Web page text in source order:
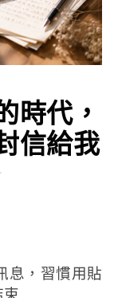
時代，
信給我
息，習慣用貼
束